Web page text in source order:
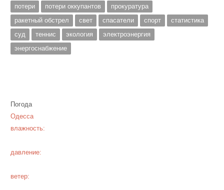
потери
потери оккупантов
прокуратура
ракетный обстрел
свет спасатели спорт
статистика
суд
теннис экология
электроэнергия
энергоснабжение
Погода
Одесса
влажность:
давление:
ветер: